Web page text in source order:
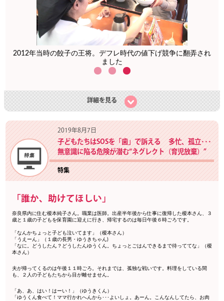
2012年当時の餃子の王将。デフレ時代の値下げ競争に翻弄され
ました
詳細を見る
2019年8月7日
子どもたちはSOSを「歯」で訴える 多忙、孤立･･･
無意識に陥る危険が潜む“ネグレクト（育児放棄）”
特集
「誰か、助けてほしい」
奈良県内に住む榎本純子さん。職業は医師。出産半年後から仕事に復帰した榎本さん、３
歳と１歳の子どもを保育園に迎えに行き、帰宅するのは毎日午後６時ごろです。
「なんかちょっと子ども泣いてます」（榎本さん）
「うえーん」（１歳の長男・ゆうきちゃん)
「なに。どうしたん？どうしたんゆうくん。ちょっとごはんできるまで待っててな」（榎
本さん）
夫が帰ってくるのは午後１１時ごろ。それまでは、孤独な戦いです。料理をしている間
も、２人の子どもたちから目が離せません。
「あ、あ、はい！はーい！」（ゆうきくん）
「ゆうくん食べて！ママ行かれへんから･･･よいしょ。あーん。こんなんしてたら、お肉